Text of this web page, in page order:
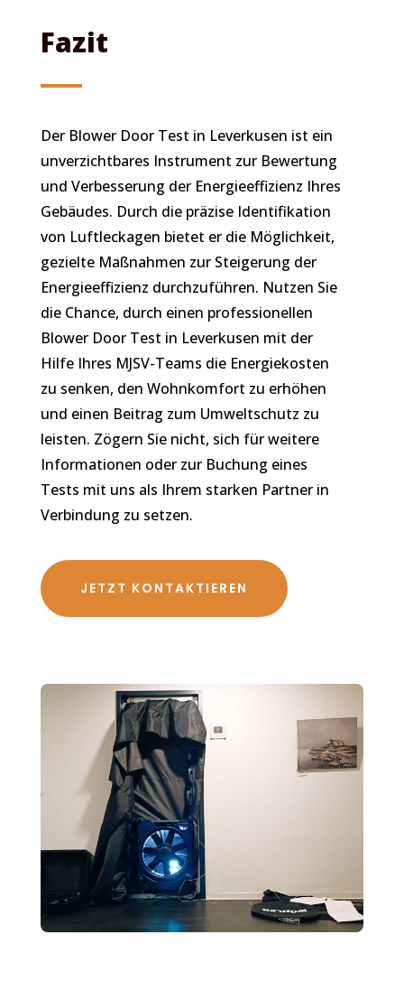
Fazit
Der Blower Door Test in Leverkusen ist ein
unverzichtbares Instrument zur Bewertung
und Verbesserung der Energieeffizienz Ihres
Gebäudes. Durch die präzise Identifikation
von Luftleckagen bietet er die Möglichkeit,
gezielte Maßnahmen zur Steigerung der
Energieeffizienz durchzuführen. Nutzen Sie
die Chance, durch einen professionellen
Blower Door Test in Leverkusen mit der
Hilfe Ihres MJSV-Teams die Energiekosten
zu senken, den Wohnkomfort zu erhöhen
und einen Beitrag zum Umweltschutz zu
leisten. Zögern Sie nicht, sich für weitere
Informationen oder zur Buchung eines
Tests mit uns als Ihrem starken Partner in
Verbindung zu setzen.
JETZT KONTAKTIEREN